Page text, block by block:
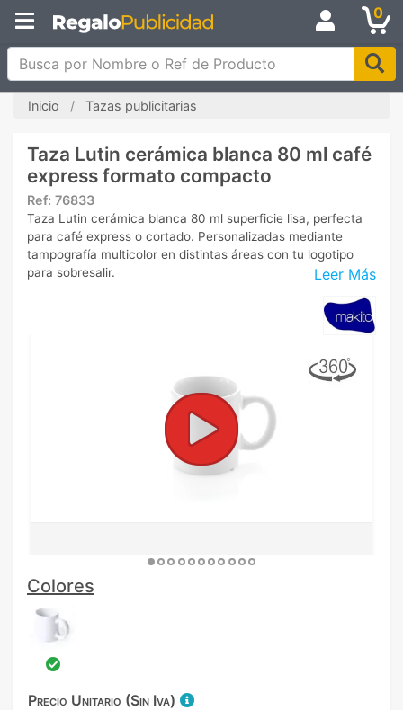
0
Busca por Nombre o Ref de Producto
Inicio Tazas publicitarias
Taza Lutin cerámica blanca 80 ml café
express formato compacto
Ref: 76833
Leer Más
Taza Lutin cerámica blanca 80 ml superficie lisa, perfecta
para café express o cortado. Personalizadas mediante
tampografía multicolor en distintas áreas con tu logotipo
para sobresalir.
Colores
Precio Unitario (Sin Iva)